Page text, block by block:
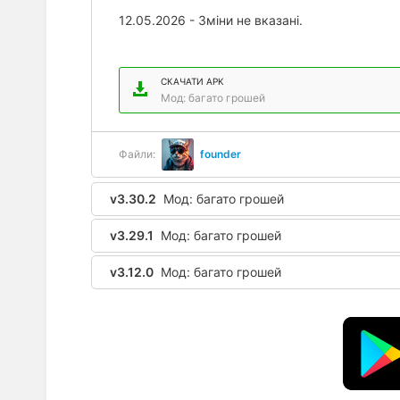
12.05.2026 - Зміни не вказані.
СКАЧАТИ APK
Мод: багато грошей
Файли: founder
v3.30.2 Мод: багато грошей
v3.29.1 Мод: багато грошей
v3.12.0 Мод: багато грошей